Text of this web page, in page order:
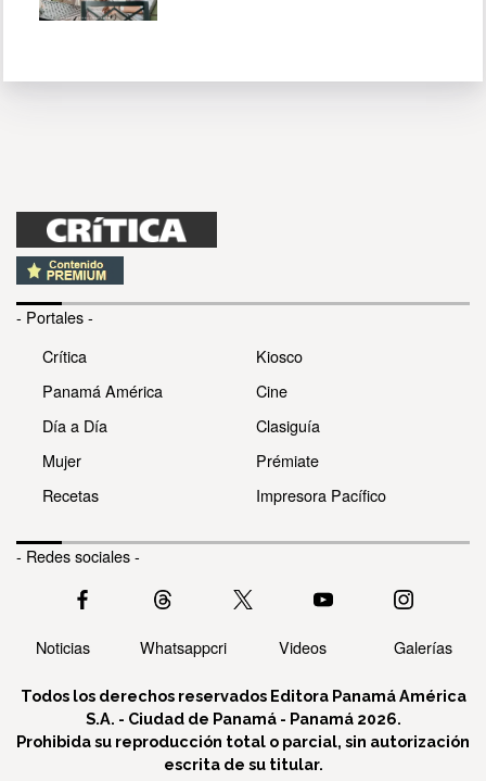
- Portales -
Crítica
Panamá América
Día a Día
Mujer
Recetas
Kiosco
Cine
Clasiguía
Prémiate
Impresora Pacífico
- Redes sociales -
Noticias Whatsappcri Videos Galerías
Todos los derechos reservados Editora Panamá América
S.A. - Ciudad de Panamá - Panamá 2026.
Prohibida su reproducción total o parcial, sin autorización
escrita de su titular.